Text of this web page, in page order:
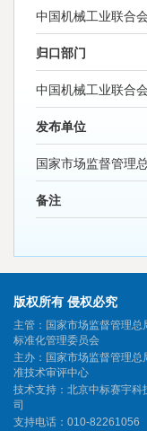
中国机械工业联合会
归口部门
中国机械工业联合会
发布单位
国家市场监督管理
备注
版权所有 侵权必究
主管：国家市场监督管理总
标准化管理委员会
主办：国家市场监督管理总
准技术审评中心
技术支持：北京中标赛宇科
司
支持电话：010-82261056